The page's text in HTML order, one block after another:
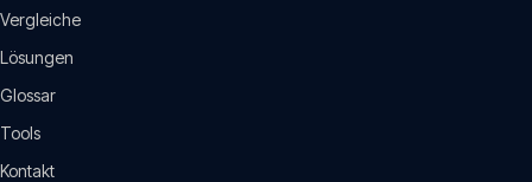
Vergleiche
Lösungen
Glossar
Tools
Kontakt